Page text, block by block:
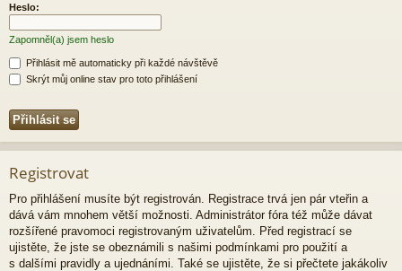
Heslo:
Zapomněl(a) jsem heslo
Přihlásit mě automaticky při každé návštěvě
Skrýt můj online stav pro toto přihlášení
Registrovat
Pro přihlášení musíte být registrován. Registrace trvá jen pár vteřin a
dává vám mnohem větší možnosti. Administrátor fóra též může dávat
rozšířené pravomoci registrovaným uživatelům. Před registrací se
ujistěte, že jste se obeznámili s našimi podmínkami pro použití a
s dalšími pravidly a ujednáními. Také se ujistěte, že si přečtete jakákoliv